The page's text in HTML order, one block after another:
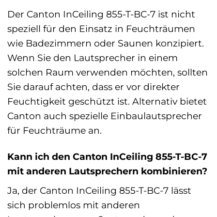
Der Canton InCeiling 855-T-BC-7 ist nicht
speziell für den Einsatz in Feuchträumen
wie Badezimmern oder Saunen konzipiert.
Wenn Sie den Lautsprecher in einem
solchen Raum verwenden möchten, sollten
Sie darauf achten, dass er vor direkter
Feuchtigkeit geschützt ist. Alternativ bietet
Canton auch spezielle Einbaulautsprecher
für Feuchträume an.
Kann ich den Canton InCeiling 855-T-BC-7
mit anderen Lautsprechern kombinieren?
Ja, der Canton InCeiling 855-T-BC-7 lässt
sich problemlos mit anderen